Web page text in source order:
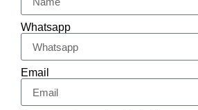
Whatsapp
Email